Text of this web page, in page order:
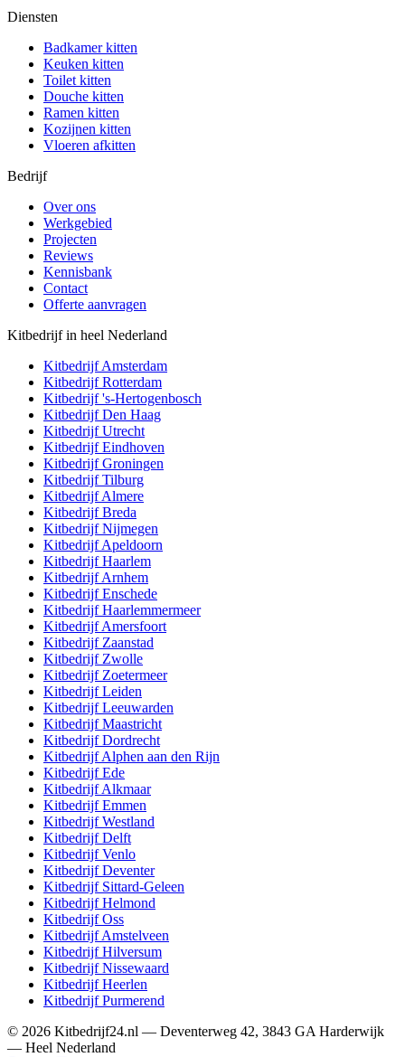
Diensten
Badkamer kitten
Keuken kitten
Toilet kitten
Douche kitten
Ramen kitten
Kozijnen kitten
Vloeren afkitten
Bedrijf
Over ons
Werkgebied
Projecten
Reviews
Kennisbank
Contact
Offerte aanvragen
Kitbedrijf in heel Nederland
KitbedrijfAmsterdam
KitbedrijfRotterdam
Kitbedrijf's-Hertogenbosch
KitbedrijfDen Haag
KitbedrijfUtrecht
KitbedrijfEindhoven
KitbedrijfGroningen
KitbedrijfTilburg
KitbedrijfAlmere
KitbedrijfBreda
KitbedrijfNijmegen
KitbedrijfApeldoorn
KitbedrijfHaarlem
KitbedrijfArnhem
KitbedrijfEnschede
KitbedrijfHaarlemmermeer
KitbedrijfAmersfoort
Kitbedrijf Zaanstad
Kitbedrijf Zwolle
Kitbedrijf Zoetermeer
KitbedrijfLeiden
KitbedrijfLeeuwarden
KitbedrijfMaastricht
KitbedrijfDordrecht
KitbedrijfAlphen aan den Rijn
KitbedrijfEde
KitbedrijfAlkmaar
KitbedrijfEmmen
KitbedrijfWestland
KitbedrijfDelft
KitbedrijfVenlo
KitbedrijfDeventer
Kitbedrijf Sittard-Geleen
KitbedrijfHelmond
KitbedrijfOss
KitbedrijfAmstelveen
KitbedrijfHilversum
KitbedrijfNissewaard
KitbedrijfHeerlen
KitbedrijfPurmerend
© 2026 Kitbedrijf24.nl — Deventerweg 42, 3843 GA Harderwijk
— Heel Nederland